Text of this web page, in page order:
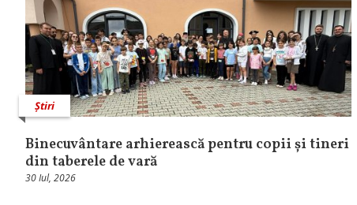
Știri
Binecuvântare arhierească pentru copii și tineri
din taberele de vară
30 Iul, 2026